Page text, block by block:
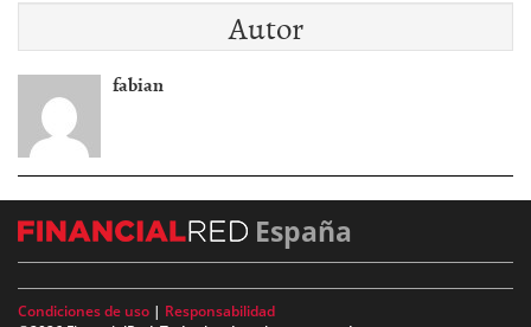
Autor
fabian
España
Condiciones de uso | Responsabilidad